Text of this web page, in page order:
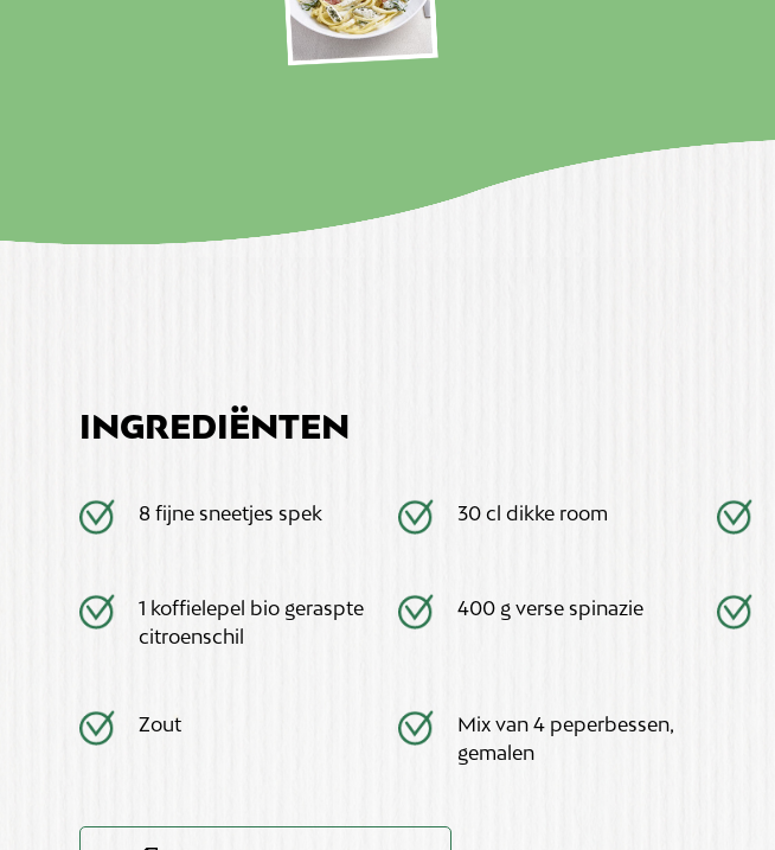
INGREDIËNTEN
8 fijne sneetjes spek 30 cl dikke room
1 koffielepel bio geraspte
citroenschil
400 g verse spinazie
Zout
Mix van 4 peperbessen,
gemalen